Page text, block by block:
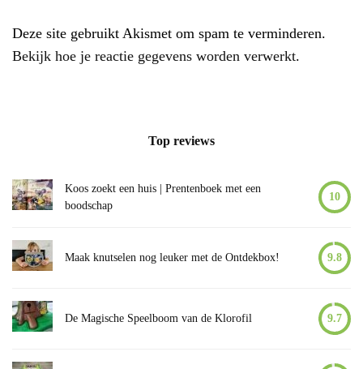
Deze site gebruikt Akismet om spam te verminderen.
Bekijk hoe je reactie gegevens worden verwerkt.
Top reviews
Koos zoekt een huis | Prentenboek met een
boodschap
10
Maak knutselen nog leuker met de Ontdekbox! 9.8
De Magische Speelboom van de Klorofil 9.7